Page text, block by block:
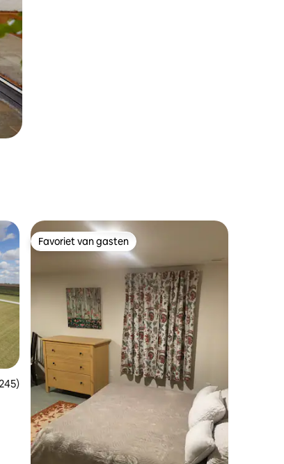
beoordeling van 5 op 5, 245 recensies
Favoriet van gasten
Favoriet van gasten